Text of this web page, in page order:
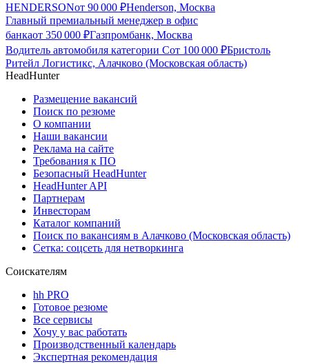
HENDERSONот 90 000 ₽Henderson, Москва
Главный премиальный менеджер в офис
банкаот 350 000 ₽Газпромбанк, Москва
Водитель автомобиля категории Сот 100 000 ₽Бристоль
Ритейл Логистикс, Алачково (Московская область)
HeadHunter
Размещение вакансий
Поиск по резюме
О компании
Наши вакансии
Реклама на сайте
Требования к ПО
Безопасный HeadHunter
HeadHunter API
Партнерам
Инвесторам
Каталог компаний
Поиск по вакансиям в Алачково (Московская область)
Сетка: соцсеть для нетворкинга
Соискателям
hh PRO
Готовое резюме
Все сервисы
Хочу у вас работать
Производственный календарь
Экспертная рекомендация